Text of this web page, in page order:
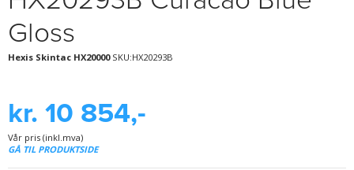
Gloss
Hexis Skintac HX20000SKU:HX20293B
kr. 10 854,-
Vår pris (inkl.mva)
GÅ TIL PRODUKTSIDE